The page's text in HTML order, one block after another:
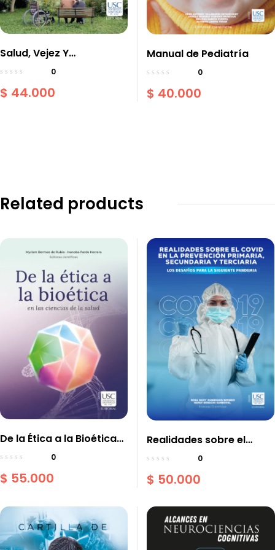
Salud, Vejez Y
Discapacidad
0
$ 44.000
Manual de Pediatría
0
$ 40.000
Related products
De la Ética a la Bioética
en las Ciencias de la
0
$ 55.000
Realidades sobre el
Covid en la Prevención
Terciaria los Desafíos
Pandemia
0
$ 50.000